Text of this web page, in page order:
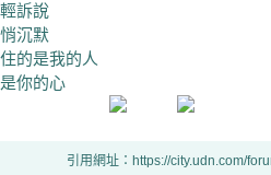
訴說
沉默
的是我的人
你的心
引用網址：https://city.udn.com/